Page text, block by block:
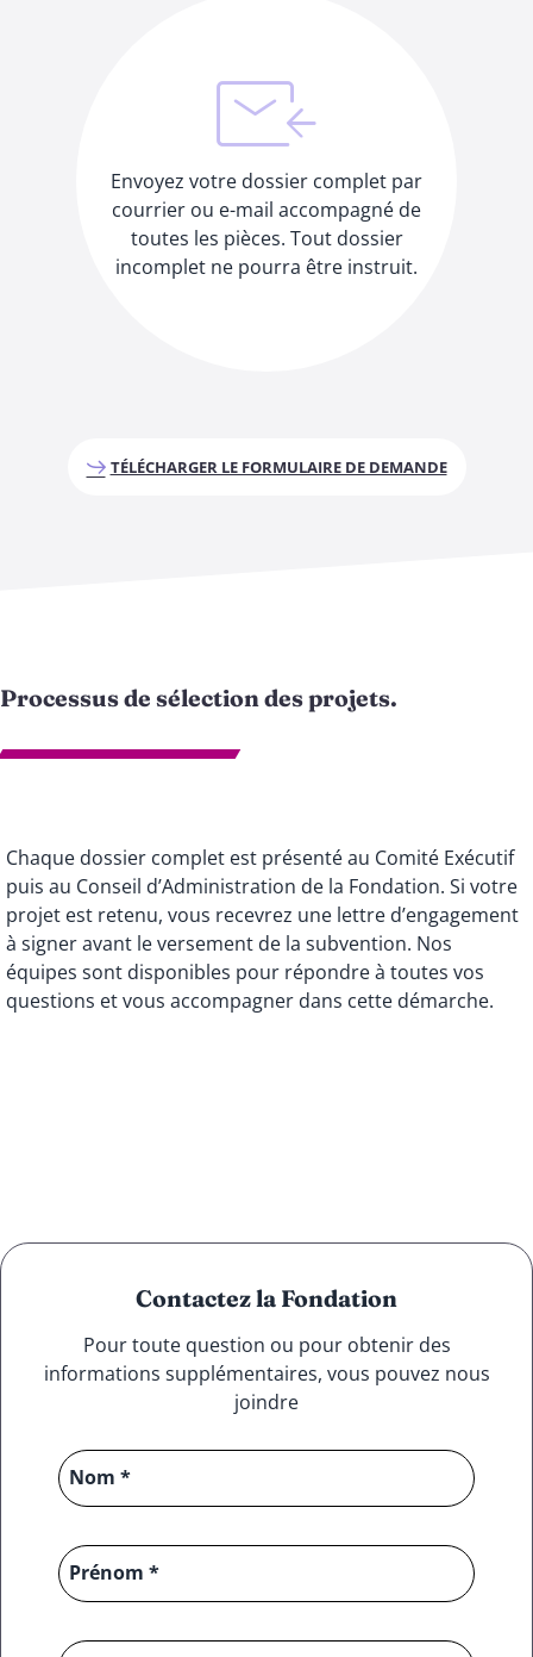
Envoyez votre dossier complet par
courrier ou e-mail accompagné de
toutes les pièces. Tout dossier
incomplet ne pourra être instruit.
TÉLÉCHARGER LE FORMULAIRE DE DEMANDE
Processus de sélection des projets.
Chaque dossier complet est présenté au Comité Exécutif
puis au Conseil d’Administration de la Fondation. Si votre
projet est retenu, vous recevrez une lettre d’engagement
à signer avant le versement de la subvention. Nos
équipes sont disponibles pour répondre à toutes vos
questions et vous accompagner dans cette démarche.
Contactez la Fondation
Pour toute question ou pour obtenir des
informations supplémentaires, vous pouvez nous
joindre
Nom *
Prénom *